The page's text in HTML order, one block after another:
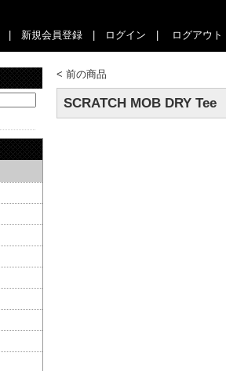
新規会員登録 ログイン ログアウト
< 前の商品
SCRATCH MOB DRY Tee